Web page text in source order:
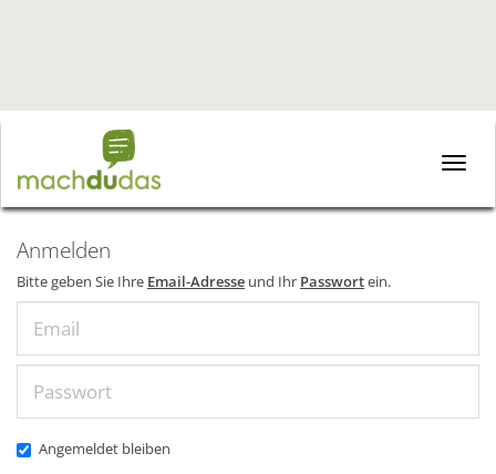
Toggle
Anmelden
Bitte geben Sie Ihre Email-Adresse und Ihr Passwortein.
Angemeldet bleiben